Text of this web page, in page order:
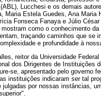
Lucchesi e os demais
Maria Estela Guedes, Ana Maria
Fonseca Fanaya e Júlio
como o conhecimento
traçando caminhos que se
e profundidade à
reitor da Universidade
dos Dirigentes de Instituições
se, apresentado pelo governo
instituições indicaram ser tal
por nossas instâncias,